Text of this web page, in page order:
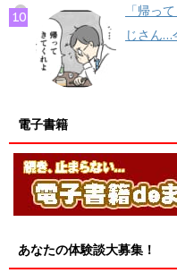
「帰っ
じさん…
電子書籍
あなたの体験談大募集！